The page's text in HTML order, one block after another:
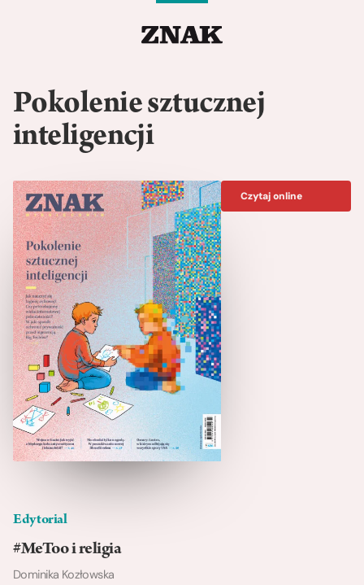
Pokolenie sztucznej
inteligencji
Edytorial
#MeToo i religia
Dominika Kozłowska
Czytaj online